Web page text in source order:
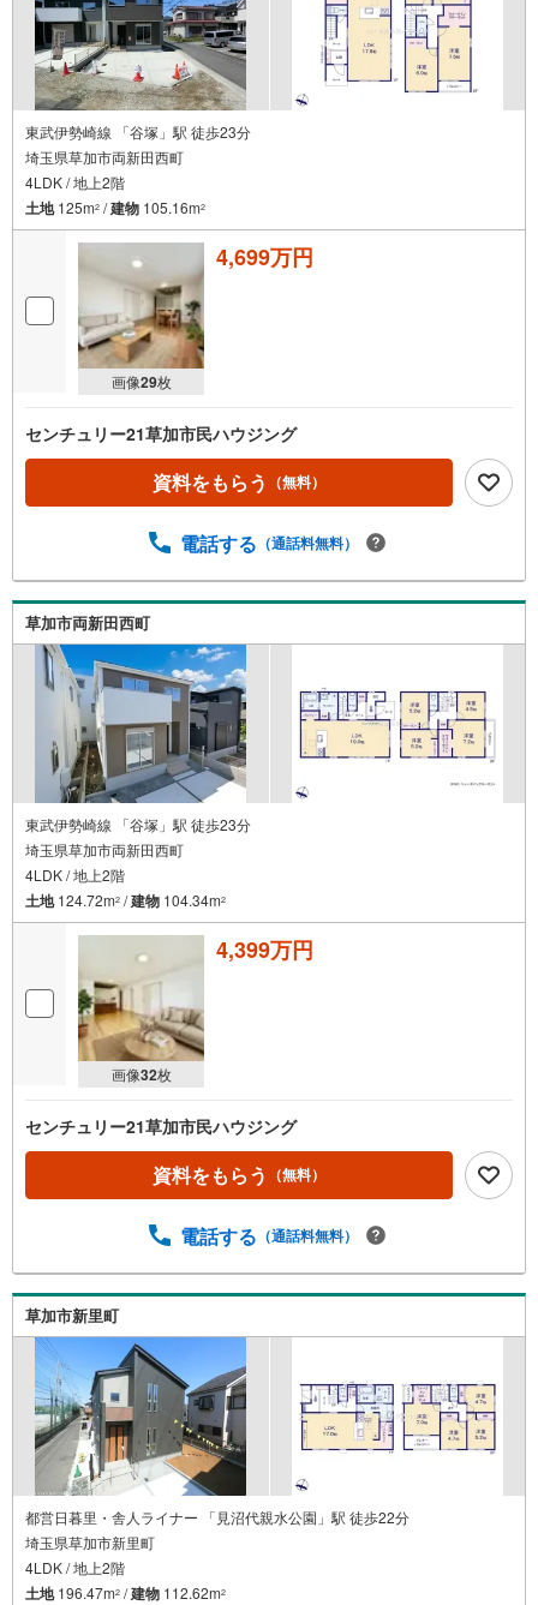
東武伊勢崎線 「谷塚」駅 徒歩23分
埼玉県草加市両新田西町
4LDK / 地上2階
土地125m2 /建物 105.16m2
画像29枚
4,699万円
センチュリー21草加市民ハウジング
資料をもらう （無料）
電話する （通話料無料）
草加市両新田西町
東武伊勢崎線 「谷塚」駅 徒歩23分
埼玉県草加市両新田西町
4LDK / 地上2階
土地124.72m2 /建物 104.34m2
画像32枚
4,399万円
センチュリー21草加市民ハウジング
資料をもらう （無料）
電話する （通話料無料）
草加市新里町
都営日暮里・舎人ライナー 「見沼代親水公園」駅 徒歩22分
埼玉県草加市新里町
4LDK / 地上2階
土地196.47m2 /建物 112.62m2